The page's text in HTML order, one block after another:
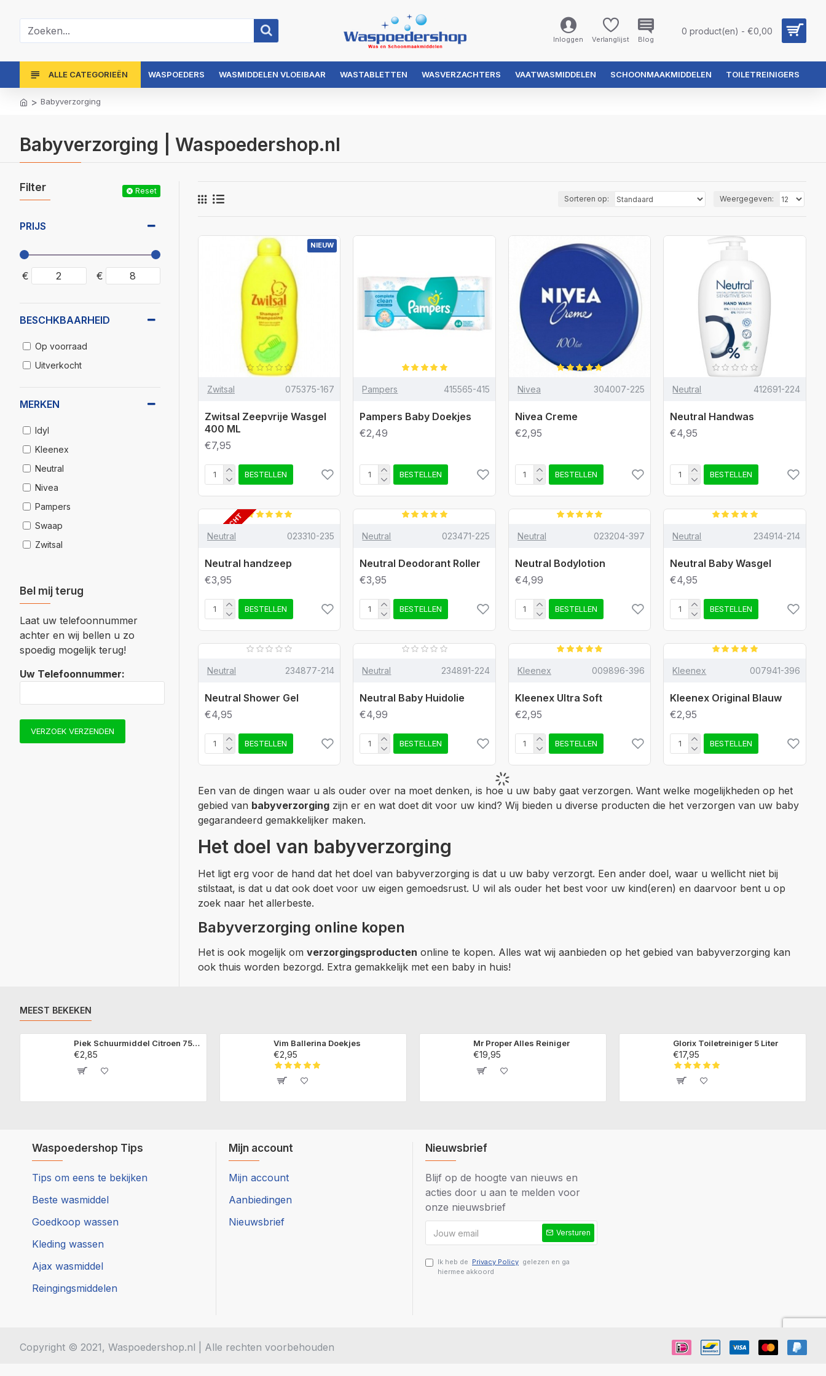
Inloggen Verlanglijst Blog
0 product(en) - €0,00
ALLE CATEGORIEËN WASPOEDERS WASMIDDELEN VLOEIBAAR WASTABLETTEN WASVERZACHTERS VAATWASMIDDELEN SCHOONMAAKMIDDELEN TOILETREINIGERS
Babyverzorging
Babyverzorging | Waspoedershop.nl
Filter Reset
PRIJS
€ €
MERKEN
Idyl
Kleenex
Neutral
Nivea
Pampers
Swaap
Zwitsal
BESCHKBAARHEID
Op voorraad
Uitverkocht
Bel mij terug
Laat uw telefoonnummer
achter en wij bellen u zo
spoedig mogelijk terug!
Uw Telefoonnummer:
VERZOEK VERZENDEN
Een van de dingen waar u als ouder over na moet denken, is hoe u uw baby gaat verzorgen. Want welke mogelijkheden op het
gebied van babyverzorging zijn er en wat doet dit voor uw kind? Wij bieden u diverse producten die het verzorgen van uw baby
gegarandeerd gemakkelijker maken.
Het doel van babyverzorging
Het ligt erg voor de hand dat het doel van babyverzorging is dat u uw baby verzorgt. Een ander doel, waar u wellicht niet bij
stilstaat, is dat u dat ook doet voor uw eigen gemoedsrust. U wil als ouder het best voor uw kind(eren) en daarvoor bent u op
zoek naar het allerbeste.
Babyverzorging online kopen
Het is ook mogelijk om verzorgingsproducten online te kopen. Alles wat wij aanbieden op het gebied van babyverzorging kan
ook thuis worden bezorgd. Extra gemakkelijk met een baby in huis!
Sorteren op: Weergegeven:
NIEUW
Zwitsal 075375-167
Zwitsal Zeepvrije Wasgel
400 ML
€7,95
BESTELLEN
Pampers 415565-415
Pampers Baby Doekjes
€2,49
BESTELLEN
Nivea 304007-225
Nivea Creme
€2,95
BESTELLEN
Neutral 412691-224
Neutral Handwas
€4,95
BESTELLEN
UITVERKOCHT
Neutral 023310-235
Neutral handzeep
€3,95
BESTELLEN
Neutral 023471-225
Neutral Deodorant Roller
€3,95
BESTELLEN
Neutral 023204-397
Neutral Bodylotion
€4,99
BESTELLEN
Neutral 234914-214
Neutral Baby Wasgel
€4,95
BESTELLEN
Neutral 234877-214
Neutral Shower Gel
€4,95
BESTELLEN
Neutral 234891-224
Neutral Baby Huidolie
€4,99
BESTELLEN
Kleenex 009896-396
Kleenex Ultra Soft
€2,95
BESTELLEN
Kleenex 007941-396
Kleenex Original Blauw
€2,95
BESTELLEN
MEEST BEKEKEN
Piek Schuurmiddel Citroen 750 ml
€2,85
Vim Ballerina Doekjes
€2,95
Mr Proper Alles Reiniger
€19,95
Glorix Toiletreiniger 5 Liter
€17,95
Waspoedershop Tips
Tips om eens te bekijken
Beste wasmiddel
Goedkoop wassen
Kleding wassen
Ajax wasmiddel
Reingingsmiddelen
Mijn account
Mijn account
Aanbiedingen
Nieuwsbrief
Nieuwsbrief
Blijf op de hoogte van nieuws en
acties door u aan te melden voor
onze nieuwsbrief
Versturen
Ik heb de Privacy Policy gelezen en ga
hiermee akkoord
Copyright © 2021, Waspoedershop.nl | Alle rechten voorbehouden